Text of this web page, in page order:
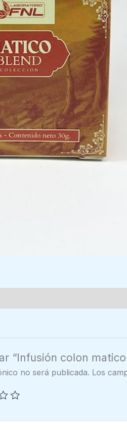
“Infusión colon
no será publicada. Los